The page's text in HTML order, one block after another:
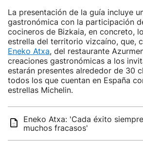
La presentación de la guía incluye
gastronómica con la participación
cocineros de Bizkaia, en concreto,
estrella del territorio vizcaíno, que,
Eneko Atxa, del restaurante
creaciones gastronómicas a los
estarán presentes alrededor de 30
todos los que cuentan en España
estrellas Michelin.
Eneko Atxa: 'Cada éxito
muchos fracasos'